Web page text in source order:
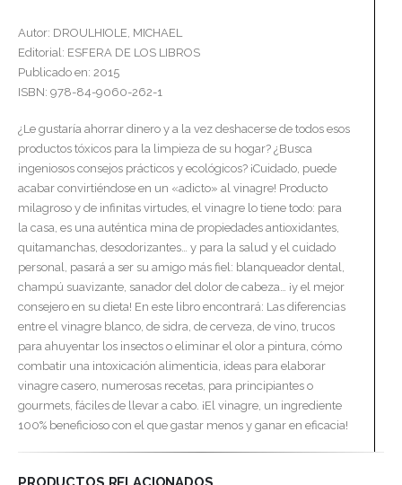
Autor: DROULHIOLE, MICHAEL
Editorial: ESFERA DE LOS LIBROS
Publicado en: 2015
ISBN: 978-84-9060-262-1
¿Le gustaría ahorrar dinero y a la vez deshacerse de todos esos
productos tóxicos para la limpieza de su hogar? ¿Busca
ingeniosos consejos prácticos y ecológicos? ¡Cuidado, puede
acabar convirtiéndose en un «adicto» al vinagre! Producto
milagroso y de infinitas virtudes, el vinagre lo tiene todo: para
la casa, es una auténtica mina de propiedades antioxidantes,
quitamanchas, desodorizantes… y para la salud y el cuidado
personal, pasará a ser su amigo más fiel: blanqueador dental,
champú suavizante, sanador del dolor de cabeza… ¡y el mejor
consejero en su dieta! En este libro encontrará: Las diferencias
entre el vinagre blanco, de sidra, de cerveza, de vino, trucos
para ahuyentar los insectos o eliminar el olor a pintura, cómo
combatir una intoxicación alimenticia, ideas para elaborar
vinagre casero, numerosas recetas, para principiantes o
gourmets, fáciles de llevar a cabo. ¡El vinagre, un ingrediente
100% beneficioso con el que gastar menos y ganar en eficacia!